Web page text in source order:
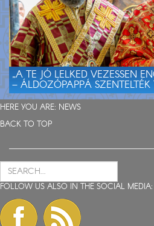
„A TE JÓ LELKED VEZESSEN
– ÁLDOZÓPAPPÁ
HERE YOU ARE: NEWS
BACK TO TOP
FOLLOW US ALSO IN THE SOCIAL MEDIA: